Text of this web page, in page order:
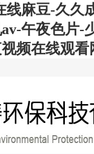
线麻豆-久
午夜色片
频在线观